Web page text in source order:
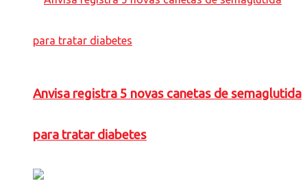
Anvisa registra 5 novas canetas de semaglutida
para tratar diabetes